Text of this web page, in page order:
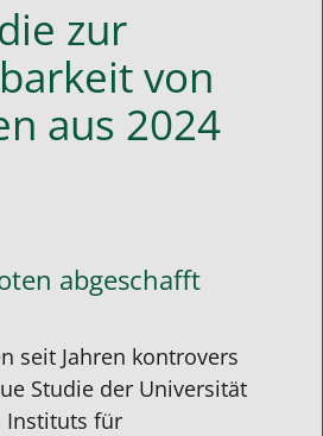
zur
von
aus 2024
abgeschafft
seit Jahren kontrovers
Studie der Universität
Instituts für